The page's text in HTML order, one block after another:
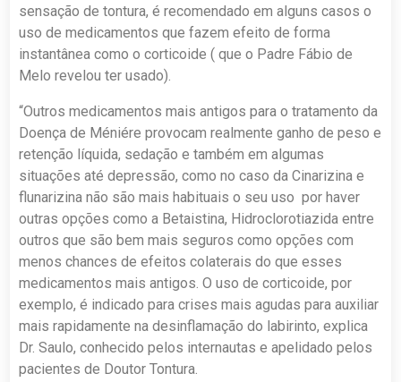
sensação de tontura, é recomendado em alguns casos o
uso de medicamentos que fazem efeito de forma
instantânea como o corticoide ( que o Padre Fábio de
Melo revelou ter usado).
“Outros medicamentos mais antigos para o tratamento da
Doença de Méniére provocam realmente ganho de peso e
retenção líquida, sedação e também em algumas
situações até depressão, como no caso da Cinarizina e
flunarizina não são mais habituais o seu uso por haver
outras opções como a Betaistina, Hidroclorotiazida entre
outros que são bem mais seguros como opções com
menos chances de efeitos colaterais do que esses
medicamentos mais antigos. O uso de corticoide, por
exemplo, é indicado para crises mais agudas para auxiliar
mais rapidamente na desinflamação do labirinto, explica
Dr. Saulo, conhecido pelos internautas e apelidado pelos
pacientes de Doutor Tontura.